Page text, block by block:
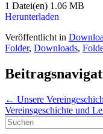
1 Datei(en) 1.06 MB
Herunterladen
Veröffentlicht in
Folder, Downloads,
← Unsere
Vereinsgeschichte und
Suche
nach: